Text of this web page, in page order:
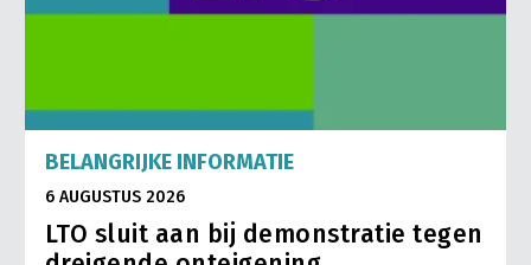
BELANGRIJKE INFORMATIE
6 AUGUSTUS 2026
LTO sluit aan bij demonstratie tegen